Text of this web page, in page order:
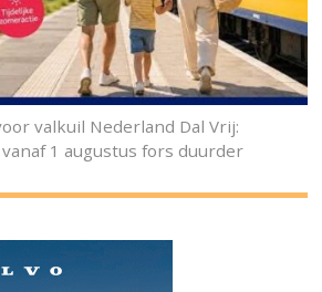
valkuil Nederland Dal Vrij:
1 augustus fors duurder